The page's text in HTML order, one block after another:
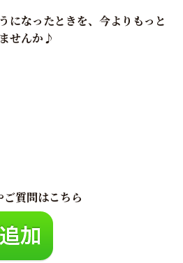
になったときを、今よりもっと
せんか♪
質問はこちら